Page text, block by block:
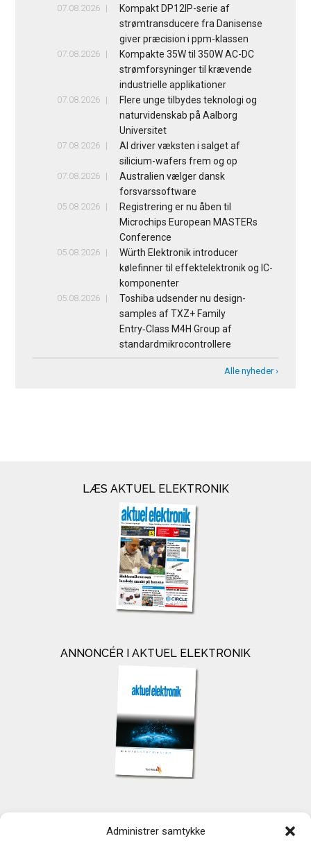
Administrer samtykke
07.08.2026
Kompakt DP12IP-serie af
strømtransducere fra Danisense
giver præcision i ppm-klassen
07.08.2026
Kompakte 35W til 350W AC-DC
strømforsyninger til krævende
industrielle applikationer
07.08.2026
Flere unge tilbydes teknologi og
naturvidenskab på Aalborg
Universitet
07.08.2026
AI driver væksten i salget af
silicium-wafers frem og op
07.08.2026
Australien vælger dansk
forsvarssoftware
05.08.2026
Registrering er nu åben til
Microchips European MASTERs
Conference
05.08.2026
Würth Elektronik introducer
kølefinner til effektelektronik og IC-
komponenter
05.08.2026
Toshiba udsender nu design-
samples af TXZ+ Family
Entry‑Class M4H Group af
standardmikrocontrollere
Alle nyheder ›
LÆS AKTUEL ELEKTRONIK
ANNONCÉR I AKTUEL ELEKTRONIK
TechMedia A/S